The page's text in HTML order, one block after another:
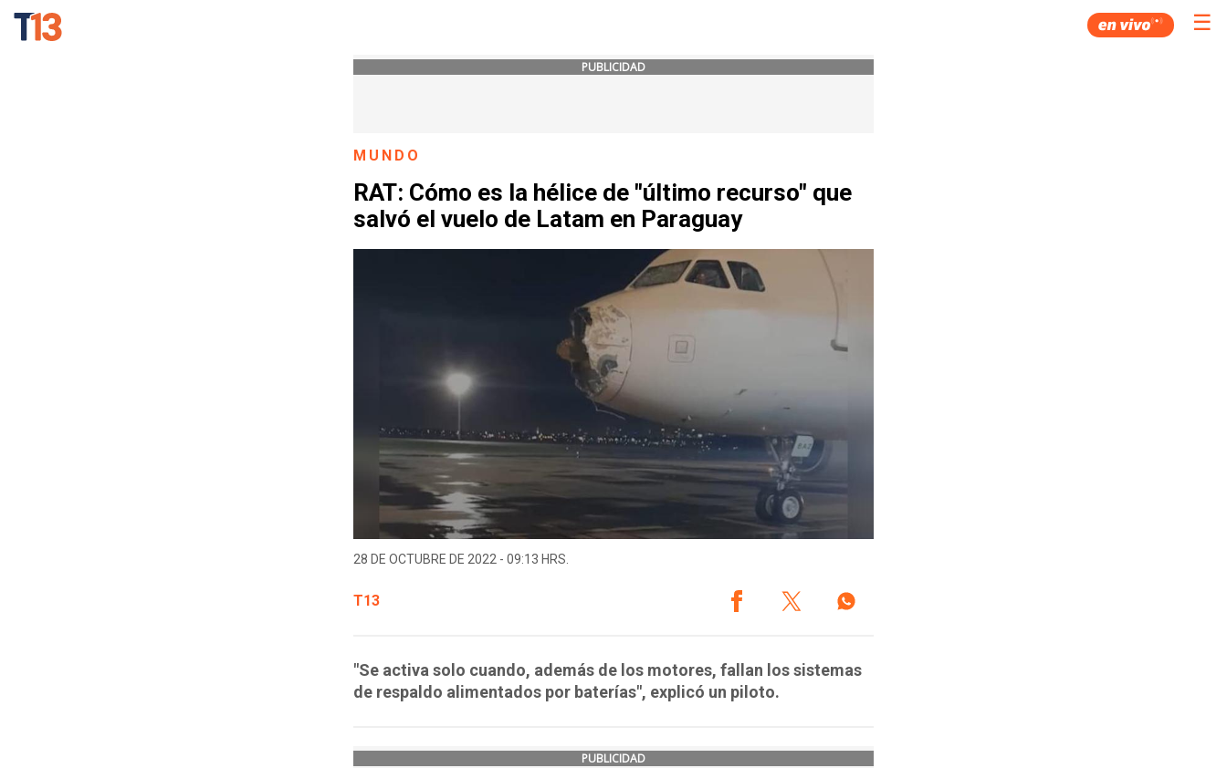
☰
PUBLICIDAD
MUNDO
RAT: Cómo es la hélice de "último recurso" que
salvó el vuelo de Latam en Paraguay
28 DE OCTUBRE DE 2022 - 09:13 HRS.
T13
"Se activa solo cuando, además de los motores, fallan los sistemas
de respaldo alimentados por baterías", explicó un piloto.
PUBLICIDAD